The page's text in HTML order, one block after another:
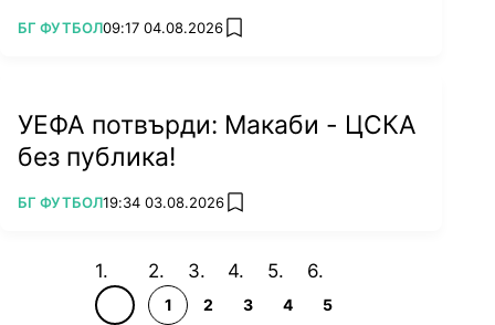
ПОВЕЧЕ ОТ
БГ ФУТБОЛ09:17 04.08.2026 add favorites
УЕФА потвърди: Макаби - ЦСКА
без публика!
ПОВЕЧЕ ОТ
БГ ФУТБОЛ19:34 03.08.2026 add favorites
1 2 3 4 5